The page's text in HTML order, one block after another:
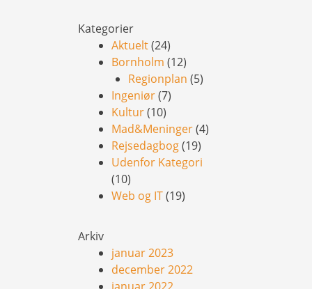
Kategorier
Aktuelt(24)
Bornholm (12)
Regionplan (5)
Ingeniør(7)
Kultur(10)
Mad&Meninger(4)
Rejsedagbog(19)
Udenfor Kategori
(10)
Web og IT(19)
Arkiv
januar 2023
december 2022